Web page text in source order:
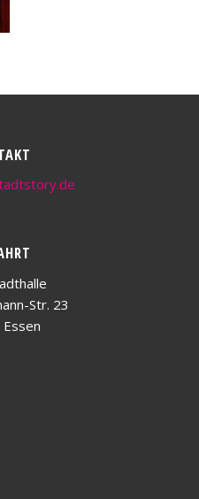
Str. 23